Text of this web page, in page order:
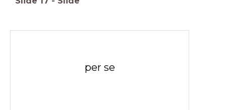
per se